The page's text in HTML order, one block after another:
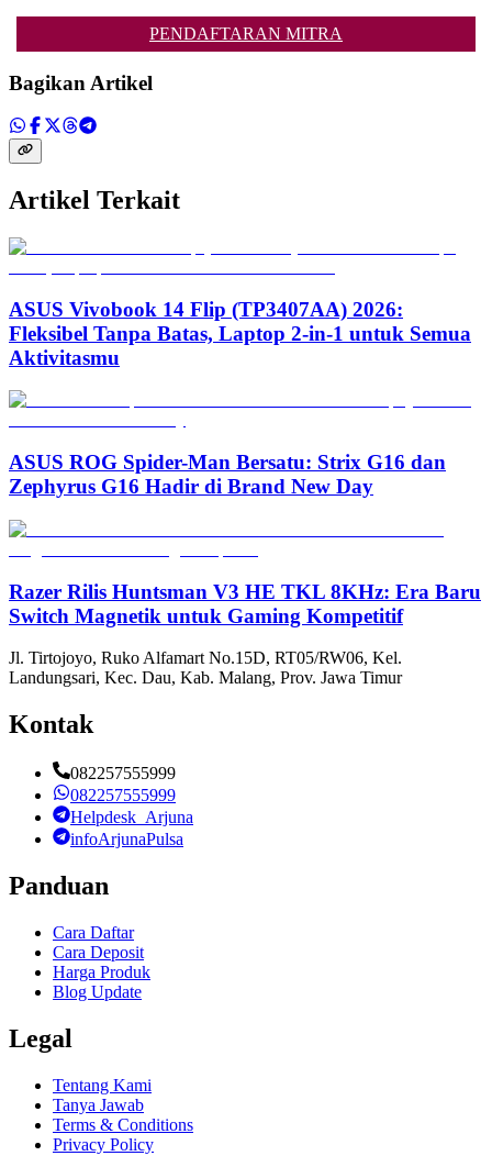
PENDAFTARAN MITRA
Bagikan Artikel
Artikel Terkait
ASUS Vivobook 14 Flip (TP3407AA) 2026:
Fleksibel Tanpa Batas, Laptop 2-in-1 untuk Semua
Aktivitasmu
ASUS ROG Spider-Man Bersatu: Strix G16 dan
Zephyrus G16 Hadir di Brand New Day
Razer Rilis Huntsman V3 HE TKL 8KHz: Era Baru
Switch Magnetik untuk Gaming Kompetitif
Jl. Tirtojoyo, Ruko Alfamart No.15D, RT05/RW06, Kel.
Landungsari, Kec. Dau, Kab. Malang, Prov. Jawa Timur
Kontak
082257555999
082257555999
Helpdesk_Arjuna
infoArjunaPulsa
Panduan
Cara Daftar
Cara Deposit
Harga Produk
Blog Update
Legal
Tentang Kami
Tanya Jawab
Terms & Conditions
Privacy Policy